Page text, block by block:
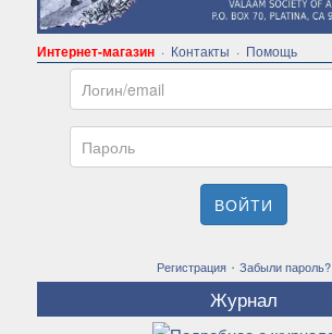
Интернет-магазин· Контакты · Помощь
Email
Пароль
ВОЙТИ
Регистрация· Забыли пароль?
Журнал